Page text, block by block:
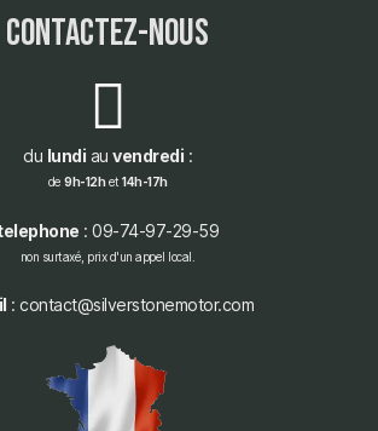
contactez-nous
du lundi au vendredi :
de 9h-12het 14h-17h
: 09-74-97-29-59
non surtaxé, prix d'un appel local.
: contact@silverstonemotor.com